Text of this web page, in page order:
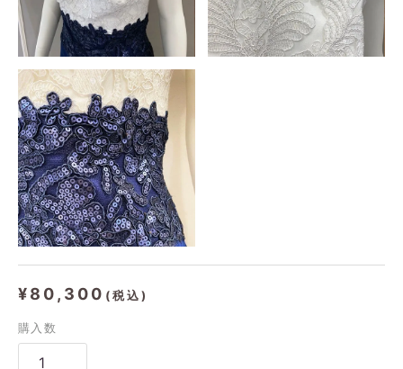
¥80,300
購入数